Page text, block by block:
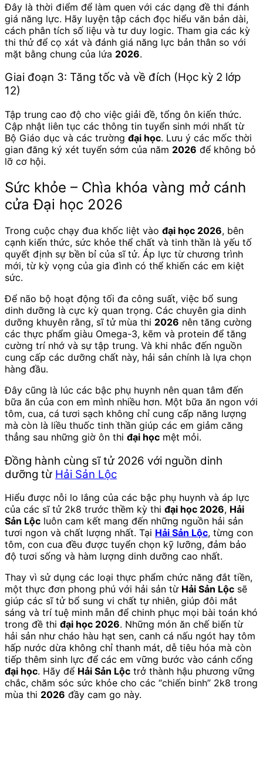
Đây là thời điểm để làm quen với các dạng đề thi đánh
giá năng lực. Hãy luyện tập cách đọc hiểu văn bản dài,
cách phân tích số liệu và tư duy logic. Tham gia các kỳ
thi thử để cọ xát và đánh giá năng lực bản thân so với
mặt bằng chung của lứa 2026.
Giai đoạn 3: Tăng tốc và về đích (Học kỳ 2 lớp
12)
Tập trung cao độ cho việc giải đề, tổng ôn kiến thức.
Cập nhật liên tục các thông tin tuyển sinh mới nhất từ
Bộ Giáo dục và các trường đại học. Lưu ý các mốc thời
gian đăng ký xét tuyển sớm của năm 2026 để không bỏ
lỡ cơ hội.
Sức khỏe – Chìa khóa vàng mở cánh
cửa Đại học 2026
Trong cuộc chạy đua khốc liệt vào đại học 2026, bên
cạnh kiến thức, sức khỏe thể chất và tinh thần là yếu tố
quyết định sự bền bỉ của sĩ tử. Áp lực từ chương trình
mới, từ kỳ vọng của gia đình có thể khiến các em kiệt
sức.
Để não bộ hoạt động tối đa công suất, việc bổ sung
dinh dưỡng là cực kỳ quan trọng. Các chuyên gia dinh
dưỡng khuyên rằng, sĩ tử mùa thi 2026 nên tăng cường
các thực phẩm giàu Omega-3, kẽm và protein để tăng
cường trí nhớ và sự tập trung. Và khi nhắc đến nguồn
cung cấp các dưỡng chất này, hải sản chính là lựa chọn
hàng đầu.
Đây cũng là lúc các bậc phụ huynh nên quan tâm đến
bữa ăn của con em mình nhiều hơn. Một bữa ăn ngon với
tôm, cua, cá tươi sạch không chỉ cung cấp năng lượng
mà còn là liều thuốc tinh thần giúp các em giảm căng
thẳng sau những giờ ôn thi đại học mệt mỏi.
Đồng hành cùng sĩ tử 2026 với nguồn dinh
dưỡng từ Hải Sản Lộc
Hiểu được nỗi lo lắng của các bậc phụ huynh và áp lực
của các sĩ tử 2k8 trước thềm kỳ thi đại học 2026, Hải
Sản Lộc luôn cam kết mang đến những nguồn hải sản
tươi ngon và chất lượng nhất. Tại Hải Sản Lộc, từng con
tôm, con cua đều được tuyển chọn kỹ lưỡng, đảm bảo
độ tươi sống và hàm lượng dinh dưỡng cao nhất.
Thay vì sử dụng các loại thực phẩm chức năng đắt tiền,
một thực đơn phong phú với hải sản từ Hải Sản Lộc sẽ
giúp các sĩ tử bổ sung vi chất tự nhiên, giúp đôi mắt
sáng và trí tuệ minh mẫn để chinh phục mọi bài toán khó
trong đề thi đại học 2026. Những món ăn chế biến từ
hải sản như cháo hàu hạt sen, canh cá nấu ngót hay tôm
hấp nước dừa không chỉ thanh mát, dễ tiêu hóa mà còn
tiếp thêm sinh lực để các em vững bước vào cánh cổng
đại học. Hãy để Hải Sản Lộc trở thành hậu phương vững
chắc, chăm sóc sức khỏe cho các “chiến binh” 2k8 trong
mùa thi 2026 đầy cam go này.